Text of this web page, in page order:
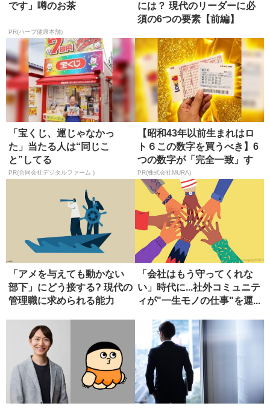
です」噂のお茶
PR(ハーブ健康本舗)
には？ 現代のリーダーに必
須の6つの要素【前編】
「宝くじ、運じゃなかっ
た」当たる人は“同じこ
と”してる
PR(合同会社デジタルファーム )
【昭和43年以前生まれはロ
ト６この数字を買うべき】6
つの数字が「完全一致」す
る方...
PR(株式会社MURA)
「アメを与えても動かない
部下」にどう接する? 現代の
管理職に求められる能力
「会社はもう守ってくれな
い」時代に...社外コミュニテ
ィが"一生モノの仕事"を運...